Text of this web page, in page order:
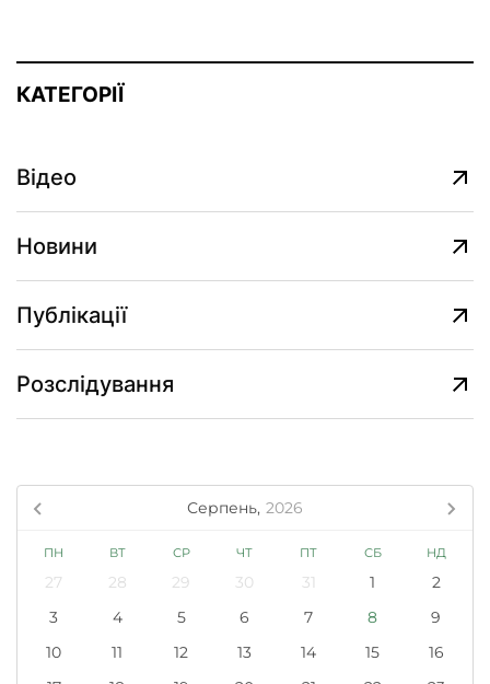
КАТЕГОРІЇ
Відео
Новини
Публікації
Розслідування
Серпень, 2026
ПН ВТ СР ЧТ ПТ СБ НД
27 28 29 30 31 1
2
3
4 5 6 7 8
9
10
11 12 13 14 15
16